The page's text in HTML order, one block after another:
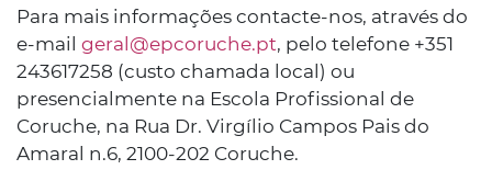
Para mais informações contacte-nos, através do
e-mail geral@epcoruche.pt, pelo telefone +351
243617258 (custo chamada local) ou
presencialmente na Escola Profissional de
Coruche, na Rua Dr. Virgílio Campos Pais do
Amaral n.6, 2100-202 Coruche.